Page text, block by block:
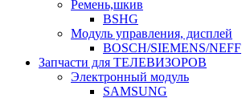
Ремень,шкив
BSHG
Модуль управления, дисплей
BOSCH/SIEMENS/NEFF
Запчасти для ТЕЛЕВИЗОРОВ
Электронный модуль
SAMSUNG